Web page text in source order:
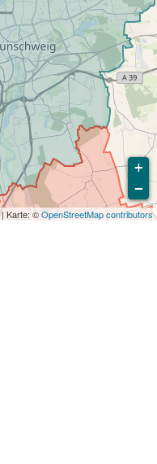
+
−
| Karte: ©OpenStreetMap contributors